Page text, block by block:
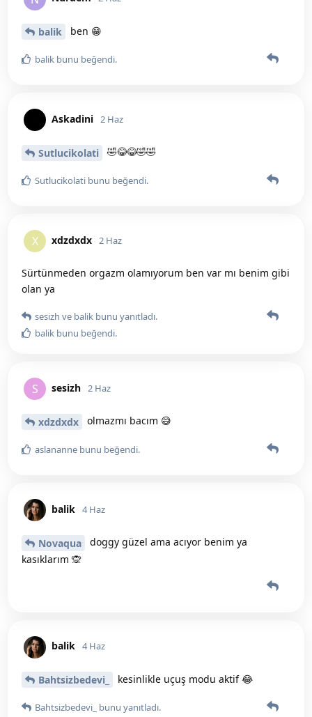
balik ben 😁
balik bunu beğendi.
Askadini 2 Haz
Sutlucikolati 🤣😂😂🤣🤣
Sutlucikolati bunu beğendi.
X xdzdxdx 2 Haz
Sürtünmeden orgazm olamıyorum ben var mı benim gibi
olan ya
sesizh ve balik bunu yanıtladı.
balik bunu beğendi.
S sesizh 2 Haz
xdzdxdx olmazmı bacım 😅
aslananne bunu beğendi.
balik 4 Haz
Novaqua
doggy güzel ama acıyor benim ya
kasıklarım 🙊
balik 4 Haz
Bahtsizbedevi_ kesinlikle uçuş modu aktif 😂
Bahtsizbedevi_ bunu yanıtladı.